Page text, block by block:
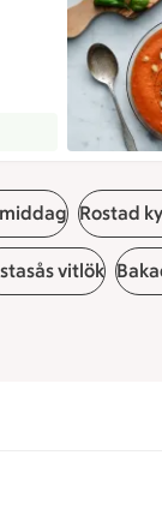
min att tillaga
Rostad
vitlök